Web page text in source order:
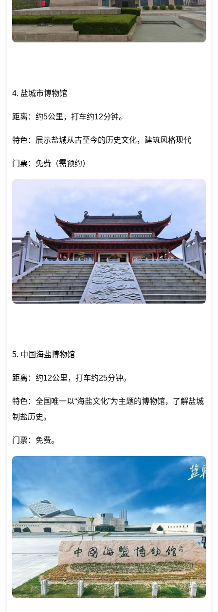
4. 盐城市博物馆
距离：约5公里，打车约12分钟。
特色：展示盐城从古至今的历史文化，建筑风格现代
门票：免费（需预约）
5. 中国海盐博物馆
距离：约12公里，打车约25分钟。
特色：全国唯一以“海盐文化”为主题的博物馆，了解盐城
制盐历史。
门票：免费。